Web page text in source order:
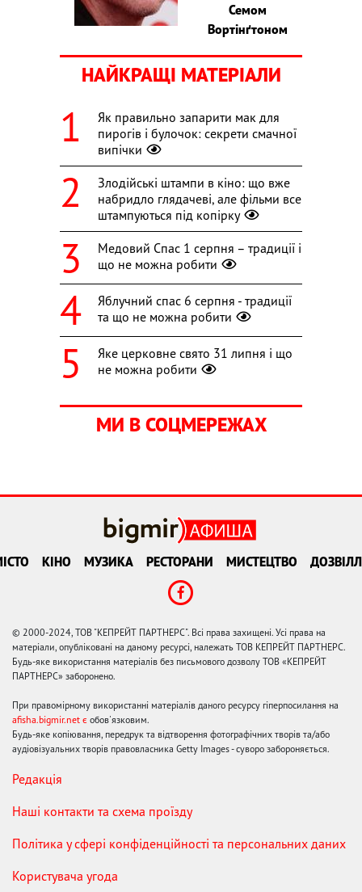
Семом
Вортінґтоном
НАЙКРАЩІ МАТЕРІАЛИ
Як правильно запарити мак для
пирогів і булочок: секрети смачної
випічки
Злодійські штампи в кіно: що вже
набридло глядачеві, але фільми все
штампуються під копірку
Медовий Спас 1 серпня – традиції і
що не можна робити
Яблучний спас 6 серпня - традиції
та що не можна робити
Яке церковне свято 31 липня і що
не можна робити
МИ В СОЦМЕРЕЖАХ
КІНО МУЗИКА РЕСТОРАНИ МИСТЕЦТВО
© 2000-2024, ТОВ "КЕПРЕЙТ ПАРТНЕРС". Всі права захищені. Усі права на
матеріали, опубліковані на даному ресурсі, належать ТОВ КЕПРЕЙТ ПАРТНЕРС.
Будь-яке використання матеріалів без письмового дозволу ТОВ «КЕПРЕЙТ
ПАРТНЕРС» заборонено.
При правомірному використанні матеріалів даного ресурсу гіперпосилання на
afisha.bigmir.net є обов'язковим.
Будь-яке копіювання, передрук та відтворення фотографічних творів та/або
аудіовізуальних творів правовласника Getty Images - суворо забороняється.
Редакція
Наші контакти та схема проїзду
Політика у сфері конфіденційності та персональних даних
Користувача угода